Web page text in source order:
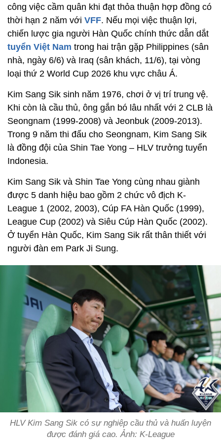
công việc cầm quân khi đạt thỏa thuận hợp đồng có
thời hạn 2 năm với VFF. Nếu mọi việc thuận lợi,
chiến lược gia người Hàn Quốc chính thức dẫn dắt
tuyển Việt Nam trong hai trận gặp Philippines (sân
nhà, ngày 6/6) và Iraq (sân khách, 11/6), tại vòng
loại thứ 2 World Cup 2026 khu vực châu Á.
Kim Sang Sik sinh năm 1976, chơi ở vị trí trung vệ.
Khi còn là cầu thủ, ông gắn bó lâu nhất với 2 CLB là
Seongnam (1999-2008) và Jeonbuk (2009-2013).
Trong 9 năm thi đấu cho Seongnam, Kim Sang Sik
là đồng đội của Shin Tae Yong – HLV trưởng tuyển
Indonesia.
Kim Sang Sik và Shin Tae Yong cùng nhau giành
được 5 danh hiệu bao gồm 2 chức vô địch K-
League 1 (2002, 2003), Cúp FA Hàn Quốc (1999),
League Cup (2002) và Siêu Cúp Hàn Quốc (2002).
Ở tuyển Hàn Quốc, Kim Sang Sik rất thân thiết với
người đàn em Park Ji Sung.
HLV Kim Sang Sik có sự nghiệp cầu thủ và huấn luyện
được đánh giá cao. Ảnh: K-League